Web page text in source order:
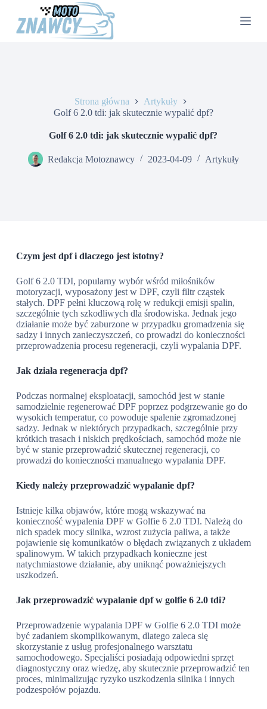
Strona główna
Artykuły
Golf 6 2.0 tdi: jak skutecznie wypalić dpf?
Golf 6 2.0 tdi: jak skutecznie wypalić dpf?
Redakcja Motoznawcy 2023-04-09 Artykuły
Czym jest dpf i dlaczego jest istotny?
Golf 6 2.0 TDI, popularny wybór wśród miłośników
motoryzacji, wyposażony jest w DPF, czyli filtr cząstek
stałych. DPF pełni kluczową rolę w redukcji emisji spalin,
szczególnie tych szkodliwych dla środowiska. Jednak jego
działanie może być zaburzone w przypadku gromadzenia się
sadzy i innych zanieczyszczeń, co prowadzi do konieczności
przeprowadzenia procesu regeneracji, czyli wypalania DPF.
Jak działa regeneracja dpf?
Podczas normalnej eksploatacji, samochód jest w stanie
samodzielnie regenerować DPF poprzez podgrzewanie go do
wysokich temperatur, co powoduje spalenie zgromadzonej
sadzy. Jednak w niektórych przypadkach, szczególnie przy
krótkich trasach i niskich prędkościach, samochód może nie
być w stanie przeprowadzić skutecznej regeneracji, co
prowadzi do konieczności manualnego wypalania DPF.
Kiedy należy przeprowadzić wypalanie dpf?
Istnieje kilka objawów, które mogą wskazywać na
konieczność wypalenia DPF w Golfie 6 2.0 TDI. Należą do
nich spadek mocy silnika, wzrost zużycia paliwa, a także
pojawienie się komunikatów o błędach związanych z układem
spalinowym. W takich przypadkach konieczne jest
natychmiastowe działanie, aby uniknąć poważniejszych
uszkodzeń.
Jak przeprowadzić wypalanie dpf w golfie 6 2.0 tdi?
Przeprowadzenie wypalania DPF w Golfie 6 2.0 TDI może
być zadaniem skomplikowanym, dlatego zaleca się
skorzystanie z usług profesjonalnego warsztatu
samochodowego. Specjaliści posiadają odpowiedni sprzęt
diagnostyczny oraz wiedzę, aby skutecznie przeprowadzić ten
proces, minimalizując ryzyko uszkodzenia silnika i innych
podzespołów pojazdu.